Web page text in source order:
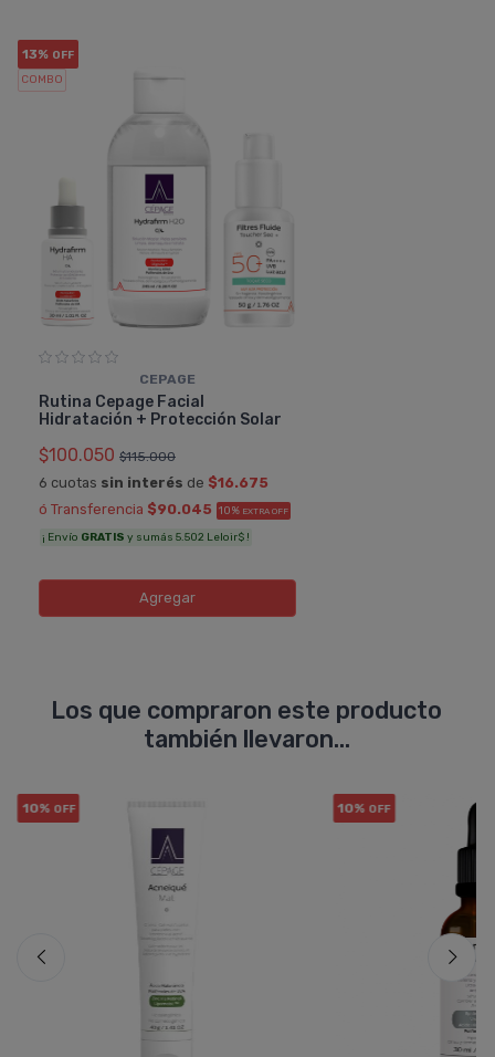
13% OFF
COMBO
CEPAGE
Rutina Cepage Facial
Hidratación + Protección Solar
$100.050 $115.000
6 cuotas sin interés de $16.675
ó Transferencia $90.045 10% EXTRA OFF
¡ Envío GRATIS y sumás 5.502 Leloir$ !
Agregar
Los que compraron este producto
también llevaron...
10% OFF 10% OFF